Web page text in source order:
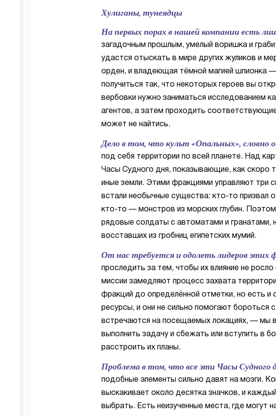
Хулиганы, тунеядцы
На первых порах в нашей компании есть
загадочным прошлым, умелый воришка и
удастся отыскать в мире других жуликов и
орден, и владеющая тёмной магией шпионка
получиться так, что некоторых героев вы
вербовки нужно заниматься исследованием
агентов, а затем проходить
может не найтись.
Дело в том, что культ «Опальных», словно
под себя территории по всей планете. Над
Часы Судного дня, показывающие, как скоро
иные земли. Этими фракциями управляют три
встали необычные существа: кто-то
кто-то — монстров из морских глубин.
рядовые солдаты с автоматами и гранатами,
восставших из гробниц египетских мумий.
От нас требуется и одолеть лидеров этих
проследить за тем, чтобы их влияние не
миссии замедляют процесс захвата
фракций до определённой отметки, но есть
ресурсы, и они не сильно помогают бороться
встречаются на посещаемых локациях, — мы
выполнить задачу и сбежать или вступить в
расстроить их планы.
Проблема в том, что все эти Часы Судного
подобные элементы сильно давят на мозги.
выскакивает около десятка значков, и
выбрать. Есть неизученные места, где могут